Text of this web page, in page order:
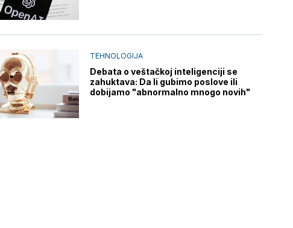
TEHNOLOGIJA
Debata o veštačkoj inteligenciji se
zahuktava: Da li gubimo poslove ili
dobijamo "abnormalno mnogo novih"